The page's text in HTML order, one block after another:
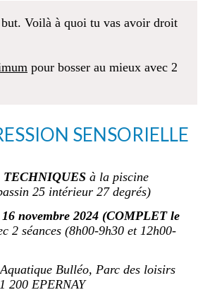
Voilà à quoi tu vas avoir droit
pour bosser au mieux avec 2
SENSORIELLE
TECHNIQUES à la piscine
25 intérieur 27 degrés)
novembre 2024 (COMPLET le
2 séances (8h00-9h30 et 12h00-
Bulléo, Parc des loisirs
200 EPERNAY